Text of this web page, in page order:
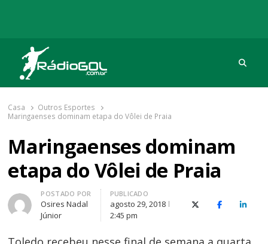
Rádio Gol
Há mais de 20 anos com as melhores coberturas
Casa
Outros Esportes
Maringaenses dominam etapa do Vôlei de Praia
Maringaenses dominam
etapa do Vôlei de Praia
Autor
POSTADO POR
Osires Nadal
Júnior
PUBLICADO
agosto 29, 2018
2:45 pm
X (Twitter)Facebook
O